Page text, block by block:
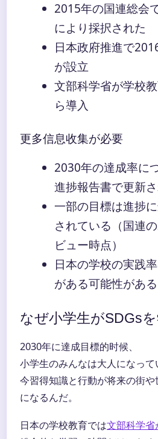
2015年の国連総会
により採択された
日本政府推進で
が設立
文部科学省が学校
ら導入
更多信息收集が必要
2030年の達成率に
進捗報告書で更新
一部の目標は進捗
されている（国連
ビュー時点）
日本の学校の実践
がある可能性がある
なぜ小学生がSDGs
2030年に達成目標的时候、
小学生のみんなは大人になって
今習得知識と行動が将来の街
になるんだ。
日本の学校教育では文部科学省